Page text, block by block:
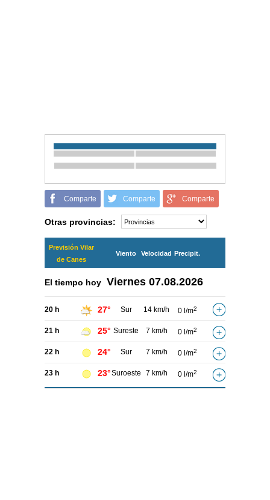
Comparte Comparte Comparte
Otras provincias:
Previsión Vilar
de Canes
Viento Velocidad Precipit.
El tiempo hoy Viernes 07.08.2026
20 h 27° Sur 14 km/h 0 l/m2
21 h 25° Sureste 7 km/h 0 l/m2
22 h 24° Sur 7 km/h 0 l/m2
23 h 23°Suroeste 7 km/h 0 l/m2